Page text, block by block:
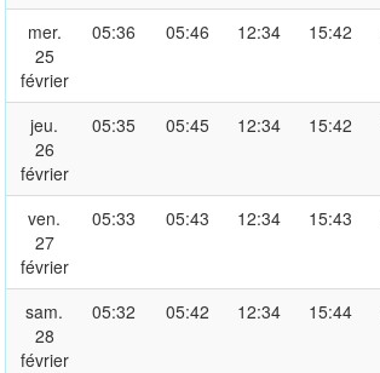
mer.
25
février
05:36 05:46 12:34 15:42
jeu.
26
février
05:35 05:45 12:34 15:42
ven.
27
février
05:33 05:43 12:34 15:43
sam.
28
février
05:32 05:42 12:34 15:44